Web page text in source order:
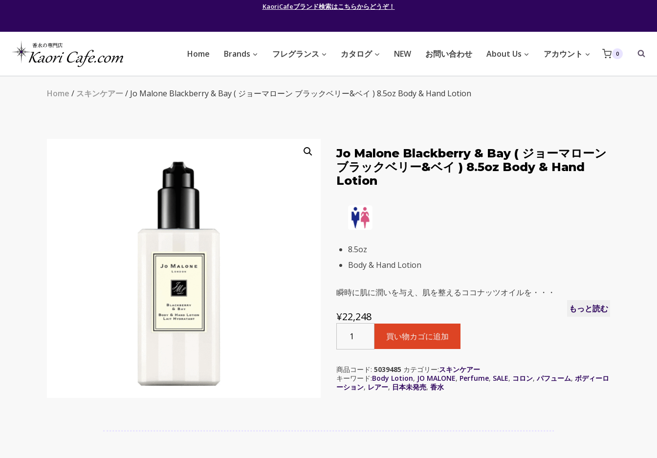
content
KaoriCafeブランド検索はこちらからどうぞ！
Home Brands フレグランス カタログ NEW お問い合わせ About Us アカウント 0
Home / スキンケアー / Jo Malone Blackberry & Bay ( ジョーマローン ブラックベリー&ベイ ) 8.5oz Body & Hand Lotion
Jo Malone Blackberry & Bay ( ジョーマローン
ブラックベリー&ベイ ) 8.5oz Body & Hand
Lotion
8.5oz
Body & Hand Lotion
瞬時に肌に潤いを与え、肌を整えるココナッツオイルを・・・
もっと読む
¥22,248
Malone
Blackberry
Bay
(
買い物カゴに追加
商品コード: 5039485 カテゴリー:スキンケアー
キーワード:Body Lotion, JO MALONE, Perfume, SALE, コロン, パフューム, ボディーロ
ーション, レアー, 日本未発売, 香水